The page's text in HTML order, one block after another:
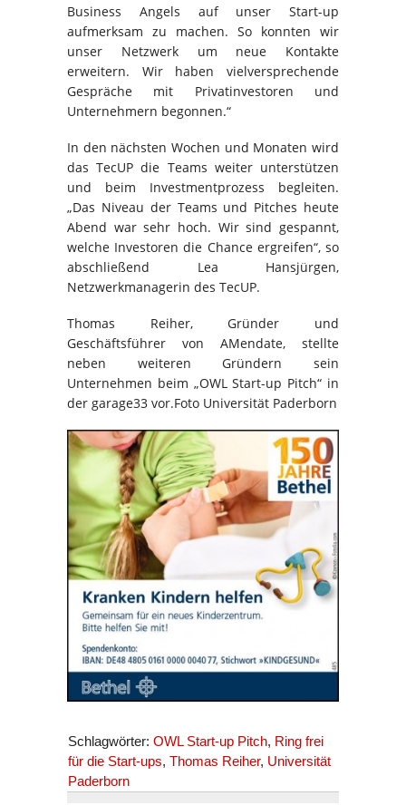
Business Angels auf unser Start-up
aufmerksam zu machen. So konnten wir
unser Netzwerk um neue Kontakte
erweitern. Wir haben vielversprechende
Gespräche mit Privatinvestoren und
Unternehmern begonnen.“
In den nächsten Wochen und Monaten wird
das TecUP die Teams weiter unterstützen
und beim Investmentprozess begleiten.
„Das Niveau der Teams und Pitches heute
Abend war sehr hoch. Wir sind gespannt,
welche Investoren die Chance ergreifen“, so
abschließend Lea Hansjürgen,
Netzwerkmanagerin des TecUP.
Thomas Reiher, Gründer und
Geschäftsführer von AMendate, stellte
neben weiteren Gründern sein
Unternehmen beim „OWL Start-up Pitch“ in
der garage33 vor.Foto Universität Paderborn
Schlagwörter: OWL Start-up Pitch, Ring frei
für die Start-ups, Thomas Reiher, Universität
Paderborn